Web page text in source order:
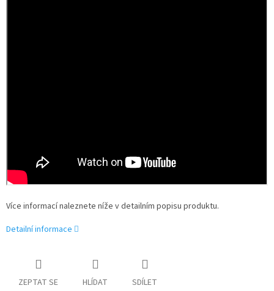
Více informací naleznete níže v detailním popisu produktu.
Detailní informace
ZEPTAT SE HLÍDAT SDÍLET